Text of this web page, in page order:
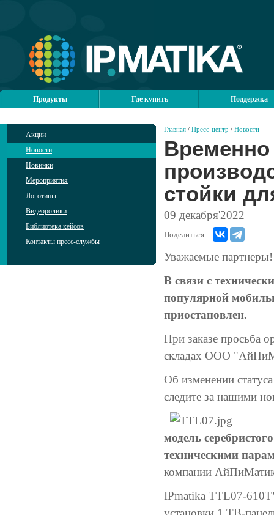
Продукты Где купить Поддержка
Акции
Новости
Новинки
Мероприятия
Логотипы
Видеоролики
Библиотека кейсов
Контакты пресс-службы
Главная / Пресс-центр / Новости
Временно
стойки
09 декабря'2022
Поделиться:
Уважаемые партнеры!
В связи с
популярной
приостановлен.
При заказе просьба
складах ООО
Об изменении
следите за нашими
модель
техническими
компании
IPmatika TTL07-